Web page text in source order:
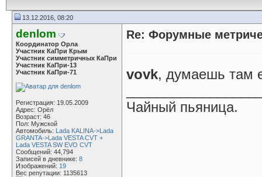
13.12.2016, 08:20
denlom
Координатор Орла
Участник КаПри Крым
Участник симметричных КаПри
Участник КаПри-13
Участник КаПри-71
Регистрация: 19.05.2009
Адрес: Орёл
Возраст: 46
Пол: Мужской
Автомобиль: Lada KALINA->Lada
GRANTA->Lada VESTA CVT +
Lada VESTA SW EVO CVT
Сообщений: 44,794
Записей в дневнике: 8
Изображений: 19
Вес репутации: 1135613
Re: Форумные
vovk, думаешь там
Чайный пьяница.